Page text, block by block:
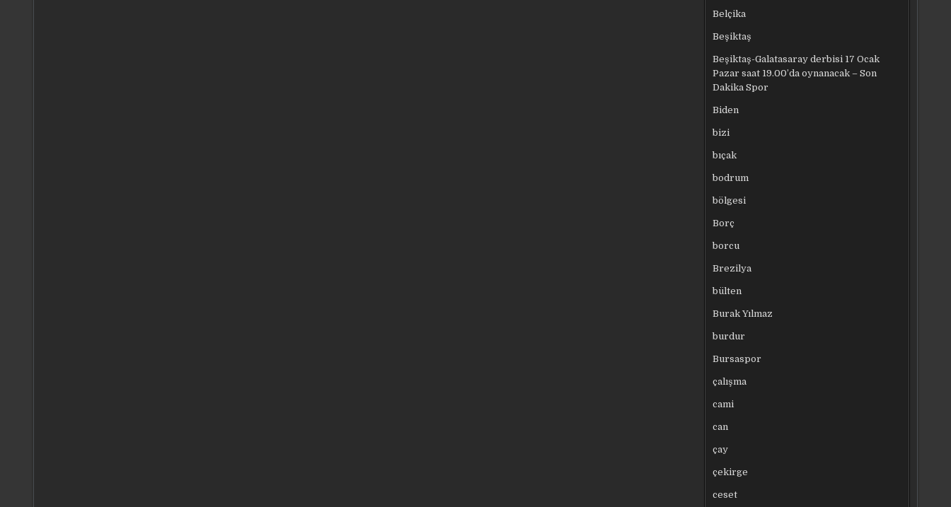
Belçika
Beşiktaş
Beşiktaş-Galatasaray derbisi 17 Ocak
Pazar saat 19.00’da oynanacak – Son
Dakika Spor
Biden
bizi
bıçak
bodrum
bölgesi
Borç
borcu
Brezilya
bülten
Burak Yılmaz
burdur
Bursaspor
çalışma
cami
can
çay
çekirge
ceset